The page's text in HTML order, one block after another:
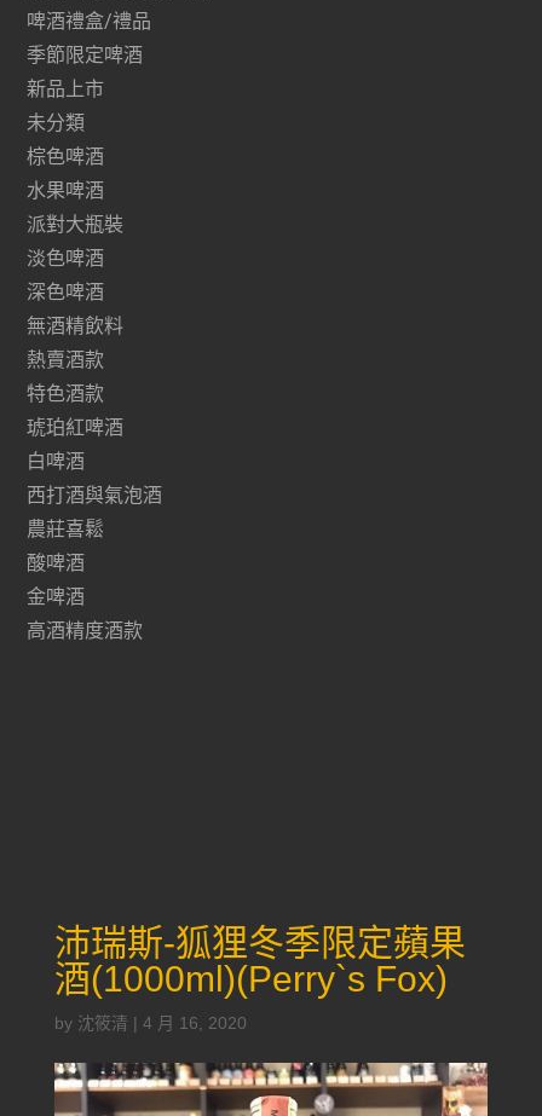
啤酒禮盒/禮品
季節限定啤酒
新品上市
未分類
棕色啤酒
水果啤酒
派對大瓶裝
淡色啤酒
深色啤酒
無酒精飲料
熱賣酒款
特色酒款
琥珀紅啤酒
白啤酒
西打酒與氣泡酒
農莊喜鬆
酸啤酒
金啤酒
高酒精度酒款
沛瑞斯-狐狸冬季限定蘋果
酒(1000ml)(Perry`s Fox)
by 沈筱清 | 4 月 16, 2020